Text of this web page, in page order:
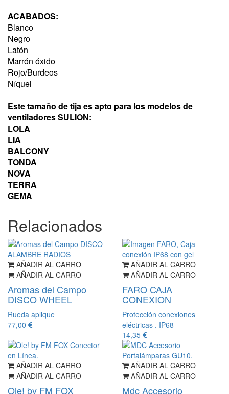
ACABADOS:
Blanco
Negro
Latón
Marrón óxido
Rojo/Burdeos
Níquel
Este tamaño de tija es apto para los modelos de
ventiladores SULION:
LOLA
LIA
BALCONY
TONDA
NOVA
TERRA
GEMA
Relacionados
AÑADIR AL CARRO
AÑADIR AL CARRO
Aromas del Campo
DISCO WHEEL
Rueda aplique
77,00
AÑADIR AL CARRO
AÑADIR AL CARRO
FARO CAJA
CONEXION
Protección conexiones
eléctricas . IP68
14,35
AÑADIR AL CARRO
AÑADIR AL CARRO
Ole! by FM FOX
AÑADIR AL CARRO
AÑADIR AL CARRO
Mdc Accesorio